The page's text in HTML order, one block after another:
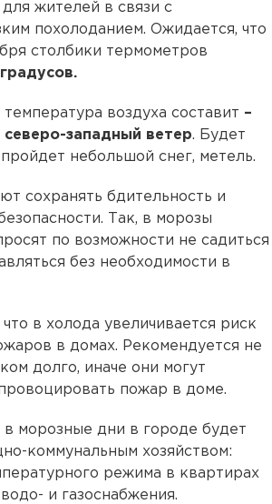
жителей в связи с
похолоданием. Ожидается, что
столбики термометров
воздуха составит –
северо-западный ветер. Будет
небольшой снег, метель.
сохранять бдительность и
Так, в морозы
по возможности не садиться
без необходимости в
в холода увеличивается риск
в домах. Рекомендуется не
долго, иначе они могут
пожар в доме.
морозные дни в городе будет
коммунальным хозяйством:
режима в квартирах
и газоснабжения.